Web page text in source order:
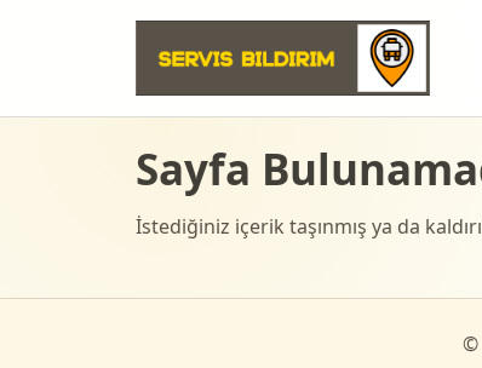
Sayfa
İstediğiniz içerik taşınmış ya da
©